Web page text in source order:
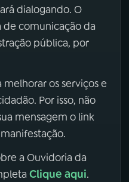
dialogando. O
de comunicação da
pública, por
melhorar os serviços e
Por isso, não
mensagem o link
a Ouvidoria da
Clique aqui.